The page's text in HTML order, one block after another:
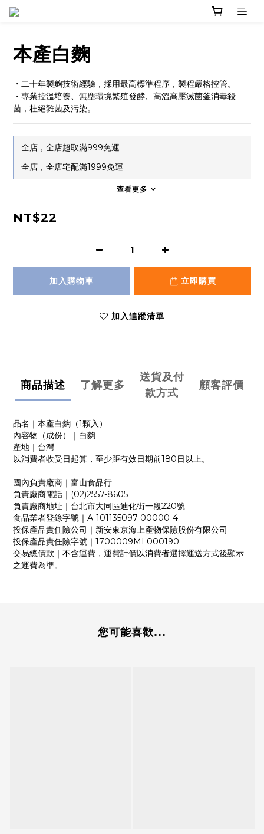
本產白麴
・二十年製麴技術經驗，採用最高標準程序，製程嚴格控管。
・專業控溫培養、無塵環境繁殖發酵、高溫高壓滅菌釜消毒殺
菌，杜絕雜菌及污染。
全店，全店超取滿999免運
全店，全店宅配滿1999免運
查看更多
NT$22
加入購物車 立即購買
加入追蹤清單
商品描述 了解更多
送貨及付
款方式
顧客評價
品名｜本產白麴（1顆入）
內容物（成份）｜白麴
產地｜台灣
以消費者收受日起算，至少距有效日期前180日以上。
國內負責廠商｜富山食品行
負責廠商電話｜(02)2557-8605
負責廠商地址｜台北市大同區迪化街一段220號
食品業者登錄字號｜A-101135097-00000-4
投保產品責任險公司｜新安東京海上產物保險股份有限公司
投保產品責任險字號｜1700009ML000190
交易總價款｜不含運費，運費計價以消費者選擇運送方式後顯示
之運費為準。
您可能喜歡...